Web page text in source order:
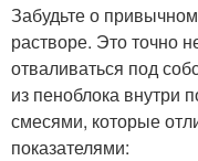
Забудьте о
растворе. Это точно
отваливаться под
из пеноблока внутри
смесями, которые
показателями: